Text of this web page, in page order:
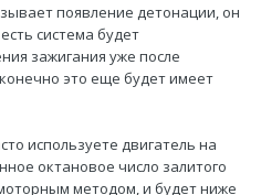
появление детонации, он
система будет
зажигания уже после
это еще будет имеет
используете двигатель на
октановое число залитого
методом, и будет ниже